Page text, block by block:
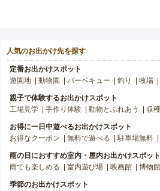
人気のお出かけ先を探す
定番お出かけスポット
遊園地
動物園 バーベキュー 釣り 牧場
親子で体験するお出かけスポット
工場見学
手作り体験 動物とふれあう 収
お得に一日中遊べるお出かけスポット
お得なクーポン
無料で遊べる 駐車場無料
雨の日におすすめ室内・屋内お出かけスポット
雨でも楽しめる
室内遊び場 映画館 博物
季節のお出かけスポット